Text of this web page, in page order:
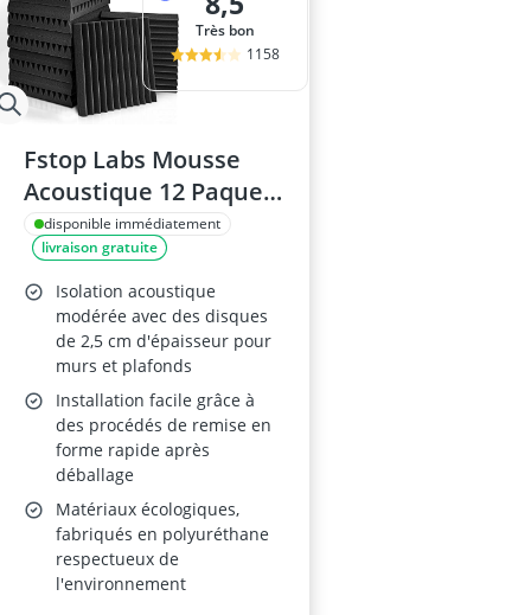
Très bon
1158
Fstop Labs Mousse
Acoustique 12 Paquet
30x30 cm
disponible immédiatement
livraison gratuite
Isolation acoustique
modérée avec des disques
de 2,5 cm d'épaisseur pour
murs et plafonds
Installation facile grâce à
des procédés de remise en
forme rapide après
déballage
Matériaux écologiques,
fabriqués en polyuréthane
respectueux de
l'environnement